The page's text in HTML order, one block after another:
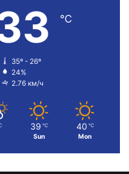
℃
35º - 26º
24%
2.76 км/ч
39 ℃
Sun
40 ℃
Mon